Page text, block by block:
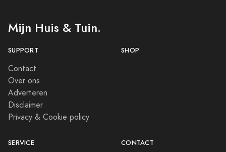
Mijn Huis & Tuin.
SUPPORT
Contact
Over ons
Adverteren
Disclaimer
Privacy & Cookie policy
SHOP
SERVICE CONTACT